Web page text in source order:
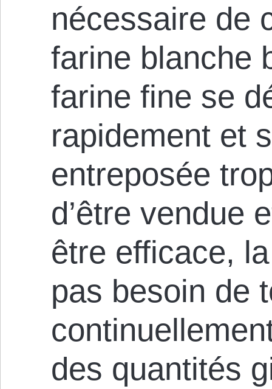
nécessaire de
farine blanche
farine fine se
rapidement et
entreposée
d’être vendue
être efficace,
pas besoin de
des quantités